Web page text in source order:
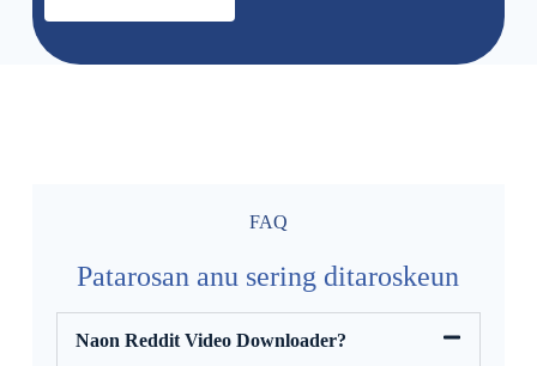
FAQ
Patarosan anu sering ditaroskeun
Naon Reddit Video Downloader?